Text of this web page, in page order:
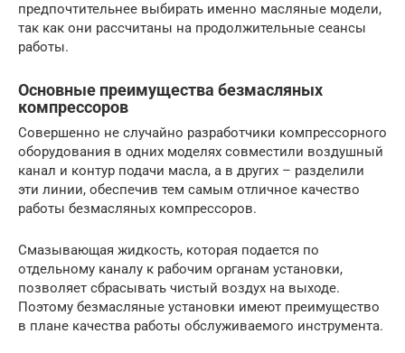
предпочтительнее выбирать именно масляные модели,
так как они рассчитаны на продолжительные сеансы
работы.
Основные преимущества безмасляных
компрессоров
Совершенно не случайно разработчики компрессорного
оборудования в одних моделях совместили воздушный
канал и контур подачи масла, а в других – разделили
эти линии, обеспечив тем самым отличное качество
работы безмасляных компрессоров.
Смазывающая жидкость, которая подается по
отдельному каналу к рабочим органам установки,
позволяет сбрасывать чистый воздух на выходе.
Поэтому безмасляные установки имеют преимущество
в плане качества работы обслуживаемого инструмента.